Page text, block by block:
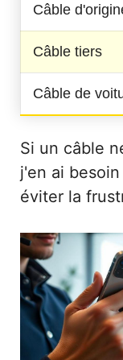
Câble
Câble tiers
Câble de
Si un câble
j'en ai besoin
éviter la